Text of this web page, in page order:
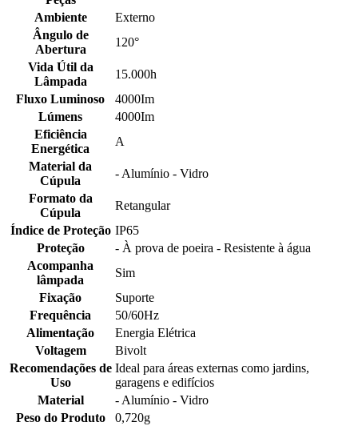
Ambiente
Externo
Ângulo de
Abertura
120°
Vida Útil da
Lâmpada
15.000h
Fluxo Luminoso
4000Im
Lúmens
4000Im
Eficiência
Energética
A
Material da
Cúpula
- Alumínio - Vidro
Formato da
Cúpula
Retangular
Índice de Proteção IP65
Proteção
- À prova de poeira - Resistente à água
Acompanha
lâmpada
Sim
Fixação
Suporte
Frequência
50/60Hz
Alimentação
Energia Elétrica
Voltagem
Bivolt
Recomendações de
Uso
Ideal para áreas externas como jardins,
garagens e edifícios
Material
- Alumínio - Vidro
Peso do Produto
0,720g